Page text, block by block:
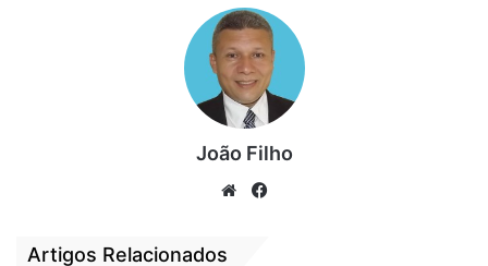
Iracema em Paço do Lumiar. “Muito feliz em
fazer, junto com meus amigos, parte dessa
história e dessa vitória histórica da nossa
amiga que muito tem contribuído com o
meu mandato”, disse.
João Filho
We
Artigos Relacionados